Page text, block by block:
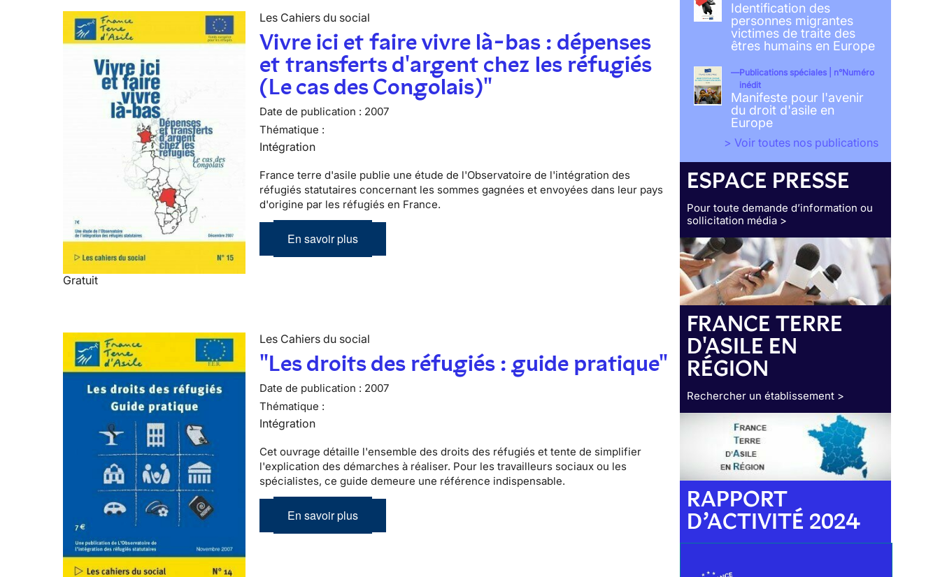
Gratuit
Les Cahiers du social
Vivre ici et faire vivre là-bas : dépenses
et transferts d'argent chez les réfugiés
(Le cas des Congolais)"
Date de publication : 2007
Thématique :
Intégration
France terre d'asile publie une étude de l'Observatoire de l'intégration des
réfugiés statutaires concernant les sommes gagnées et envoyées dans leur pays
d'origine par les réfugiés en France.
En savoir plus
Les Cahiers du social
"Les droits des réfugiés : guide pratique"
Date de publication : 2007
Thématique :
Intégration
Cet ouvrage détaille l'ensemble des droits des réfugiés et tente de simplifier
l'explication des démarches à réaliser. Pour les travailleurs sociaux ou les
spécialistes, ce guide demeure une référence indispensable.
En savoir plus
Identification des
personnes migrantes
victimes de traite des
êtres humains en Europe
Publications spéciales | n°Numéro
inédit
Manifeste pour l'avenir
du droit d'asile en
Europe
> Voir toutes nos publications
ESPACE PRESSE
Pour toute demande d’information ou
sollicitation média >
FRANCE TERRE
D'ASILE EN
RÉGION
Rechercher un établissement >
RAPPORT
D’ACTIVITÉ 2024